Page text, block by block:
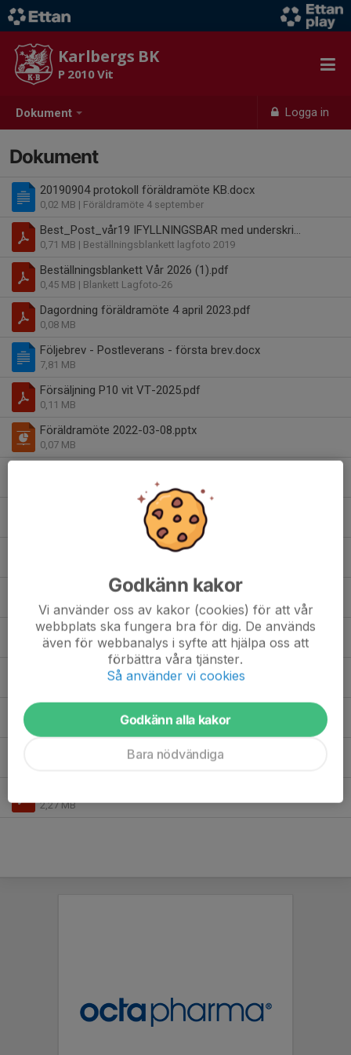
Dokument Logga in
Karlbergs BK
P 2010 Vit
Dokument
20190904 protokoll föräldramöte KB.docx
0,02 MB | Föräldramöte 4 september
Best_Post_vår19 IFYLLNINGSBAR med underskrift.pdf
0,71 MB | Beställningsblankett lagfoto 2019
Beställningsblankett Vår 2026 (1).pdf
0,45 MB | Blankett Lagfoto-26
Dagordning föräldramöte 4 april 2023.pdf
0,08 MB
Följebrev - Postleverans - första brev.docx
7,81 MB
Försäljning P10 vit VT-2025.pdf
0,11 MB
Föräldramöte 2022-03-08.pptx
0,07 MB
Föräldramöte 2023-11-28.pdf
0,14 MB
Föräldramöte 2025-02-11.pdf
0,22 MB | Presentation och anteckningar
info Ingarö cup.pdf
Verksamhetsplan P10 vit 2022.pdf
| VP reviderad med Trivsel- och värdegrundansvarig förälder
2,27 MB
Godkänn kakor
Vi använder oss av kakor (cookies) för att vår
webbplats ska fungera bra för dig. De används
även för webbanalys i syfte att hjälpa oss att
förbättra våra tjänster.
Så använder vi cookies
Godkänn alla kakor
Bara nödvändiga